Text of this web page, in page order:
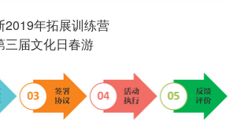
2019年拓展训练营
三届文化日春游